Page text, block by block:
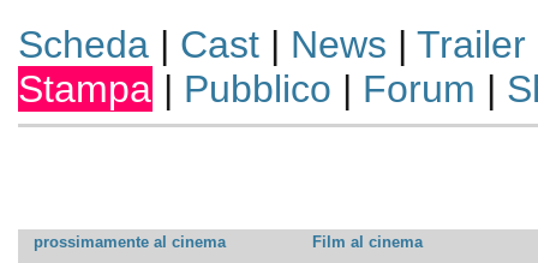
Scheda| Cast| News | Trailer
Stampa | Pubblico | Forum |
prossimamente al cinema
Film al cinema